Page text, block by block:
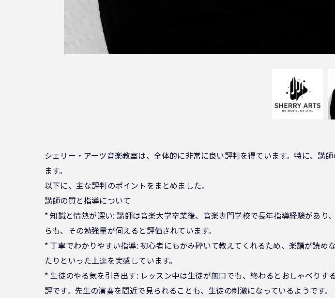
シェリー・アーツ音楽教室は、全体的に非常に良い評判を得ています。特に、講
ます。
以下に、主な評判のポイントをまとめました。
講師の質と指導について
* 知識と情熱が深い: 講師は音楽大学卒業後、音楽専門学校で長年指導経験があ
らも、その勉強量が伺えると評価されています。
* 丁寧でわかりやすい指導: 初心者にもかみ砕いて教えてくれるため、楽譜が読
たりといった上達を実感しています。
* 生徒のやる気を引き出す: レッスン中は生徒が無口でも、終わるとおしゃべり
評です。先生の演奏を間近で見られることも、生徒の刺激になっているようです。